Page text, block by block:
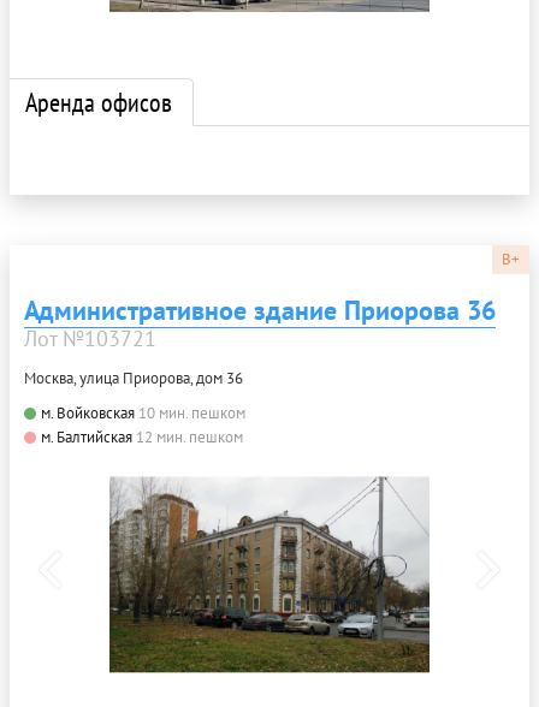
Аренда офисов
B+
Административное здание Приорова 36
Лот №103721
Москва, улица Приорова, дом 36
м. Войковская 10 мин. пешком
м. Балтийская 12 мин. пешком